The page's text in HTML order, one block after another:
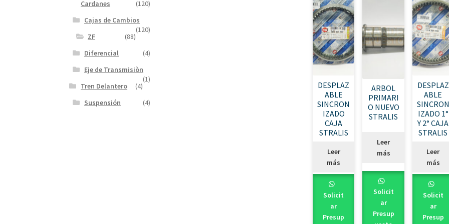
DESPLAZ
ABLE
SINCRON
IZADO
CAJA
STRALIS
Leer
más
Solicit
ar
Presup
ARBOL
PRIMARI
O NUEVO
STRALIS
Leer
más
Solicit
ar
Presup
DESPLAZ
ABLE
SINCRON
IZADO 1°
Y 2° CAJA
STRALIS
Leer
más
Solicit
ar
Presup
Cardanes
(120)
Cajas de Cambios
(120)
ZF
(88)
Diferencial
(4)
Eje de Transmisiòn
(1)
Tren Delantero
(4)
Suspensión
(4)